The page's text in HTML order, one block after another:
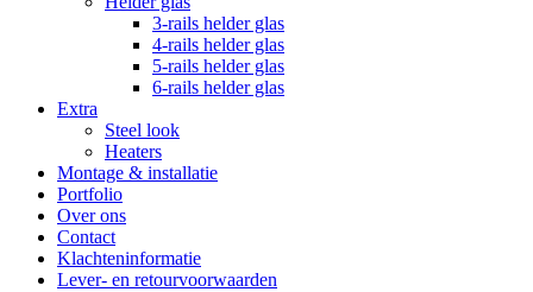
3-rails helder glas
4-rails helder glas
5-rails helder glas
6-rails helder glas
Extra
Steel look
Heaters
Montage & installatie
Portfolio
Over ons
Contact
Klachteninformatie
Lever- en retourvoorwaarden